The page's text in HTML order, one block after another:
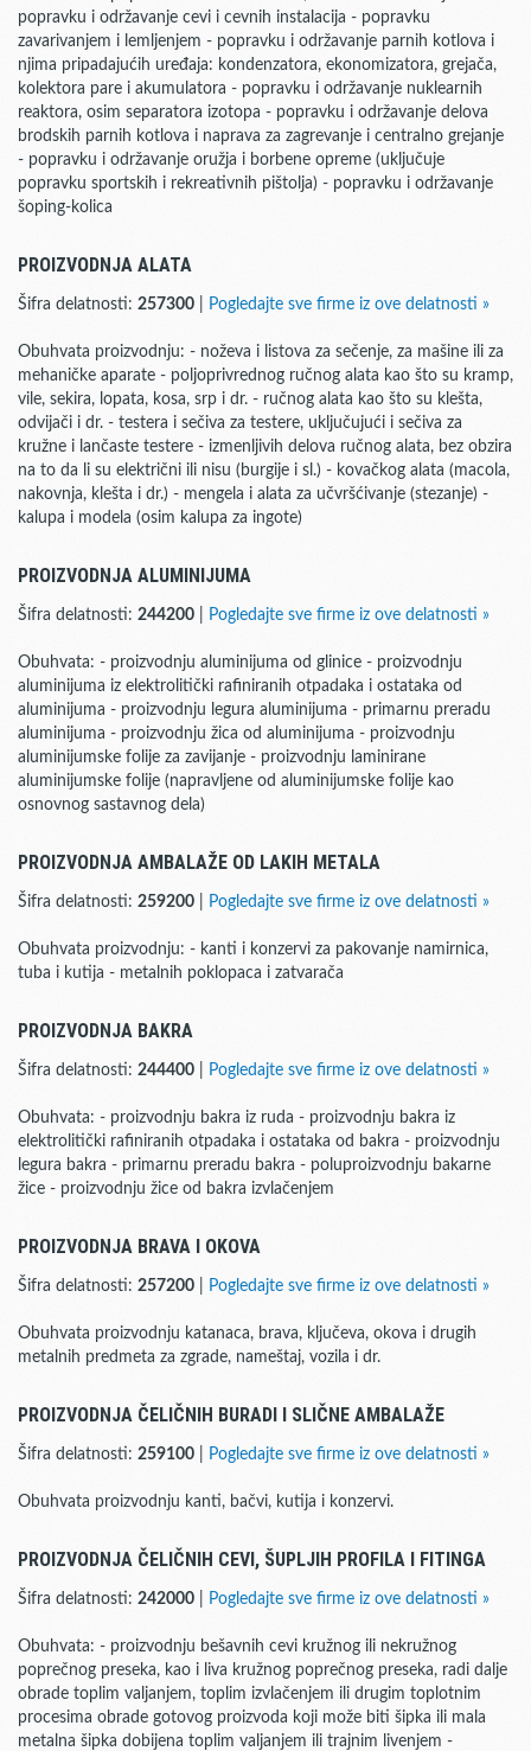
popravku i održavanje cevi i cevnih instalacija - popravku
zavarivanjem i lemljenjem - popravku i održavanje parnih kotlova i
njima pripadajućih uređaja: kondenzatora, ekonomizatora, grejača,
kolektora pare i akumulatora - popravku i održavanje nuklearnih
reaktora, osim separatora izotopa - popravku i održavanje delova
brodskih parnih kotlova i naprava za zagrevanje i centralno grejanje
- popravku i održavanje oružja i borbene opreme (uključuje
popravku sportskih i rekreativnih pištolja) - popravku i održavanje
šoping-kolica
PROIZVODNJA ALATA
Šifra delatnosti: 257300 Pogledajte sve firme iz ove delatnosti »
Obuhvata proizvodnju: - noževa i listova za sečenje, za mašine ili za
mehaničke aparate - poljoprivrednog ručnog alata kao što su kramp,
vile, sekira, lopata, kosa, srp i dr. - ručnog alata kao što su klešta,
odvijači i dr. - testera i sečiva za testere, uključujući i sečiva za
kružne i lančaste testere - izmenljivih delova ručnog alata, bez obzira
na to da li su električni ili nisu (burgije i sl.) - kovačkog alata (macola,
nakovnja, klešta i dr.) - mengela i alata za učvršćivanje (stezanje) -
kalupa i modela (osim kalupa za ingote)
PROIZVODNJA ALUMINIJUMA
Šifra delatnosti: 244200 Pogledajte sve firme iz ove delatnosti »
Obuhvata: - proizvodnju aluminijuma od glinice - proizvodnju
aluminijuma iz elektrolitički rafiniranih otpadaka i ostataka od
aluminijuma - proizvodnju legura aluminijuma - primarnu preradu
aluminijuma - proizvodnju žica od aluminijuma - proizvodnju
aluminijumske folije za zavijanje - proizvodnju laminirane
aluminijumske folije (napravljene od aluminijumske folije kao
osnovnog sastavnog dela)
PROIZVODNJA AMBALAŽE OD LAKIH METALA
Šifra delatnosti: 259200 Pogledajte sve firme iz ove delatnosti »
Obuhvata proizvodnju: - kanti i konzervi za pakovanje namirnica,
tuba i kutija - metalnih poklopaca i zatvarača
PROIZVODNJA BAKRA
Šifra delatnosti: 244400 Pogledajte sve firme iz ove delatnosti »
Obuhvata: - proizvodnju bakra iz ruda - proizvodnju bakra iz
elektrolitički rafiniranih otpadaka i ostataka od bakra - proizvodnju
legura bakra - primarnu preradu bakra - poluproizvodnju bakarne
žice - proizvodnju žice od bakra izvlačenjem
PROIZVODNJA BRAVA I OKOVA
Šifra delatnosti: 257200 Pogledajte sve firme iz ove delatnosti »
Obuhvata proizvodnju katanaca, brava, ključeva, okova i drugih
metalnih predmeta za zgrade, nameštaj, vozila i dr.
PROIZVODNJA ČELIČNIH BURADI I SLIČNE AMBALAŽE
Šifra delatnosti: 259100 Pogledajte sve firme iz ove delatnosti »
Obuhvata proizvodnju kanti, bačvi, kutija i konzervi.
PROIZVODNJA ČELIČNIH CEVI, ŠUPLJIH PROFILA I FITINGA
Šifra delatnosti: 242000 Pogledajte sve firme iz ove delatnosti »
Obuhvata: - proizvodnju bešavnih cevi kružnog ili nekružnog
poprečnog preseka, kao i liva kružnog poprečnog preseka, radi dalje
obrade toplim valjanjem, toplim izvlačenjem ili drugim toplotnim
procesima obrade gotovog proizvoda koji može biti šipka ili mala
metalna šipka dobijena toplim valjanjem ili trajnim livenjem -